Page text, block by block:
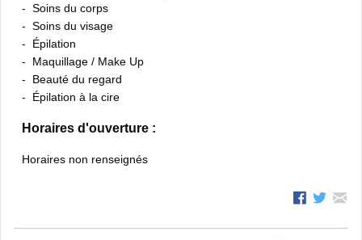
Soins du corps
Soins du visage
Épilation
Maquillage / Make Up
Beauté du regard
Épilation à la cire
Horaires d'ouverture :
Horaires non renseignés